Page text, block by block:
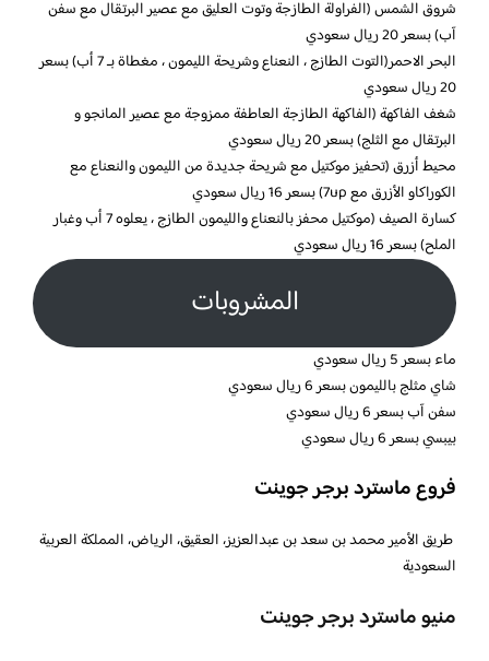
شروق الشمس (الفراولة الطازجة وتوت العليق مع عصير البرتقال مع سفن
آب) بسعر 20 ريال سعودي
البحر الاحمر(التوت الطازج ، النعناع وشريحة الليمون ، مغطاة بـ 7 أب) بسعر
20 ريال سعودي
شغف الفاكهة (الفاكهة الطازجة العاطفة ممزوجة مع عصير المانجو و
البرتقال مع الثلج) بسعر 20 ريال سعودي
محيط أزرق (تحفيز موكتيل مع شريحة جديدة من الليمون والنعناع مع
الكوراكاو الأزرق مع 7up) بسعر 16 ريال سعودي
كسارة الصيف (موكتيل محفز بالنعناع والليمون الطازج ، يعلوه 7 أب وغبار
الملح) بسعر 16 ريال سعودي
المشروبات
ماء بسعر 5 ريال سعودي
شاي مثلج بالليمون بسعر 6 ريال سعودي
سفن آب بسعر 6 ريال سعودي
بيبسي بسعر 6 ريال سعودي
فروع ماسترد برجر جوينت
طريق الأمير محمد بن سعد بن عبدالعزيز، العقيق، الرياض، المملكة العربية
السعودية
منيو ماسترد برجر جوينت